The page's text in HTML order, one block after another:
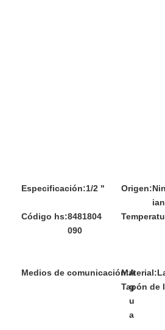
Especificación:1/2 " Origen:
Código hs:8481804
090
Medios de comunicación:A
g
u
a
Material:
Tapón de